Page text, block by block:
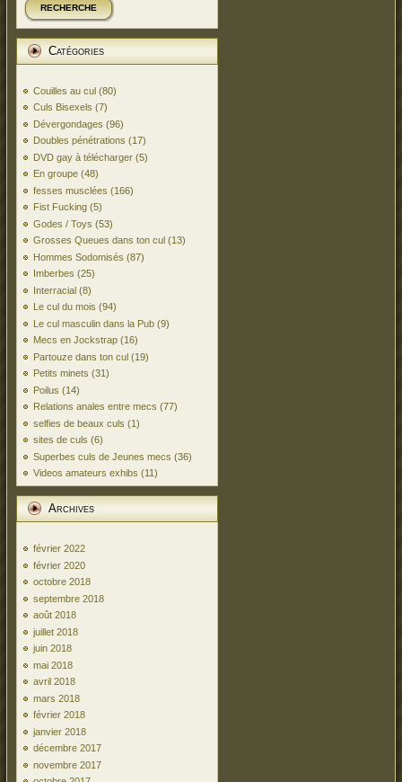
RECHERCHE
Catégories
Couilles au cul (80)
Culs Bisexels (7)
Dévergondages (96)
Doubles pénétrations (17)
DVD gay à télécharger (5)
En groupe (48)
fesses musclées (166)
Fist Fucking (5)
Godes / Toys (53)
Grosses Queues dans ton cul (13)
Hommes Sodomisés (87)
Imberbes (25)
Interracial (8)
Le cul du mois (94)
Le cul masculin dans la Pub (9)
Mecs en Jockstrap (16)
Partouze dans ton cul (19)
Petits minets (31)
Poilus (14)
Relations anales entre mecs (77)
selfies de beaux culs (1)
sites de culs (6)
Superbes culs de Jeunes mecs (36)
Videos amateurs exhibs (11)
Archives
février 2022
février 2020
octobre 2018
septembre 2018
août 2018
juillet 2018
juin 2018
mai 2018
avril 2018
mars 2018
février 2018
janvier 2018
décembre 2017
novembre 2017